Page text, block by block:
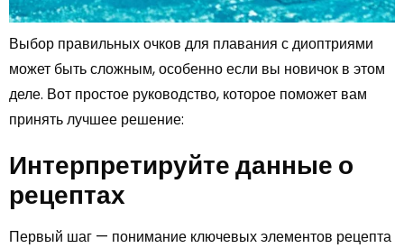
Выбор правильных очков для плавания с диоптриями
может быть сложным, особенно если вы новичок в этом
деле. Вот простое руководство, которое поможет вам
принять лучшее решение:
Интерпретируйте данные о
рецептах
Первый шаг — понимание ключевых элементов рецепта